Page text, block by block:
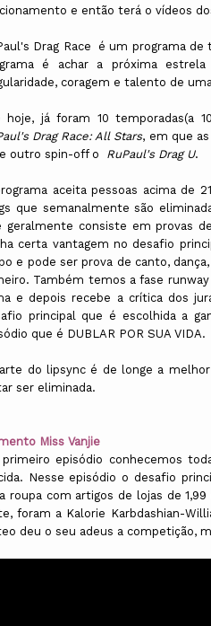
e então terá o vídeos
Drag Race é um programa
é achar a próxima
coragem e talento de
hoje, já foram 10 temporadas(a
Drag Race: All Stars, em que
outro spin-off o RuPaul's Drag U.
aceita pessoas acima de
que semanalmente são
geralmente consiste em provas
certa vantagem no desafio
e pode ser prova de canto,
Também temos a fase
e depois recebe a crítica dos
principal que é escolhida a
que é DUBLAR POR SUA VIDA.
do lipsync é de longe a
ser eliminada.
Miss Vanjie
episódio conhecemos
Nesse episódio o desafio
roupa com artigos de lojas de
foram a Kalorie Karbdashian-
deu o seu adeus a competição,